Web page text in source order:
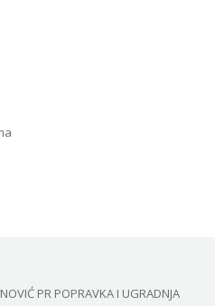
PR POPRAVKA I UGRADNJA